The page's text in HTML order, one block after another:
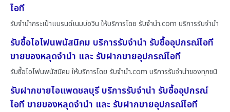
ไอที
รับจำนำกระเป๋าแบรนด์เนมบ่อวิน ให้บริการโดย รับจํานํา.com บริการรับจำนำ
รับซื้อไอโฟนพนัสนิคม บริการรับจำนำ รับซื้ออุปกรณ์ไอที
ขายของหลุดจำนำ และ รับฝากขายอุปกรณ์ไอที
รับซื้อไอโฟนพนัสนิคม ให้บริการโดย รับจํานํา.com บริการรับจำนำของทุกชนิ
รับฝากขายไอแพดชลบุรี บริการรับจำนำ รับซื้ออุปกรณ์
ไอที ขายของหลุดจำนำ และ รับฝากขายอุปกรณ์ไอที